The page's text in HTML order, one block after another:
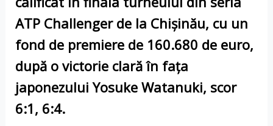
ATP Challengerde la Chișinău, cu un
fond de premiere de 160.680 de euro,
după o victorie clară în fața
japonezului Yosuke Watanuki, scor
6:1, 6:4.